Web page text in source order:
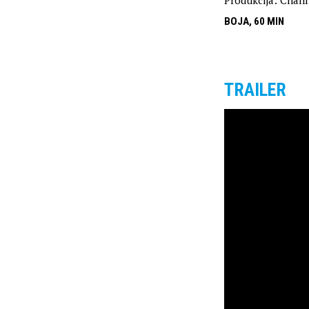
BOJA, 60 MIN
TRAILER